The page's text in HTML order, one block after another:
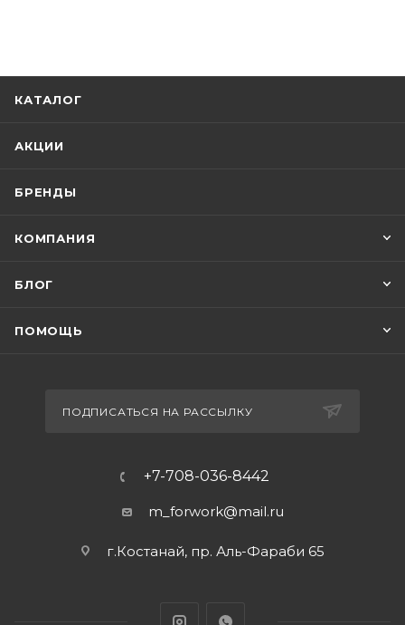
КАТАЛОГ
АКЦИИ
БРЕНДЫ
КОМПАНИЯ
БЛОГ
ПОМОЩЬ
ПОДПИСАТЬСЯ НА РАССЫЛКУ
+7-708-036-8442
m_forwork@mail.ru
г.Костанай, пр. Аль-Фараби 65